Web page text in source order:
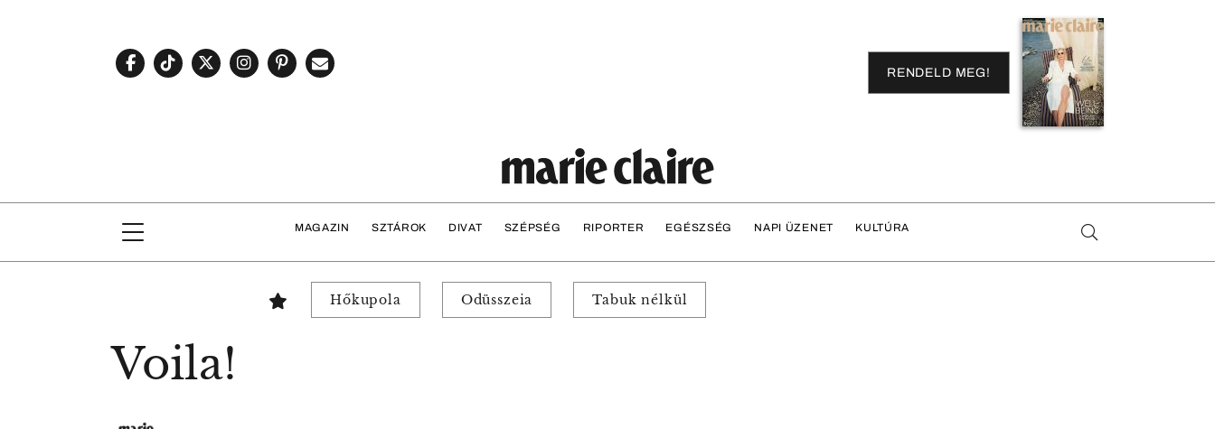
RENDELD MEG!
MAGAZIN SZTÁROK DIVAT SZÉPSÉG RIPORTER EGÉSZSÉG NAPI ÜZENET KULTÚRA
Hőkupola Odüsszeia Tabuk nélkül
Voila!